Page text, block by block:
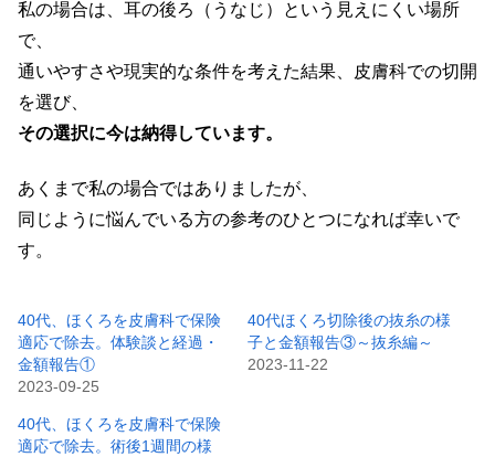
私の場合は、耳の後ろ（うなじ）という見えにくい場所
で、
通いやすさや現実的な条件を考えた結果、皮膚科での切開
を選び、
その選択に今は納得しています。
あくまで私の場合ではありましたが、
同じように悩んでいる方の参考のひとつになれば幸いで
す。
40代、ほくろを皮膚科で保険
適応で除去。体験談と経過・
金額報告①
2023-09-25
40代ほくろ切除後の抜糸の様
子と金額報告③～抜糸編～
2023-11-22
40代、ほくろを皮膚科で保険
適応で除去。術後1週間の様